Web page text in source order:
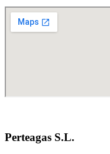
Perteagas S.L.